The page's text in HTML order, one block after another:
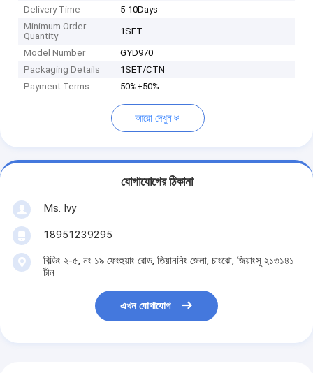
Delivery Time
5-10Days
Minimum Order
Quantity
1SET
Model Number
GYD970
Packaging Details
1SET/CTN
Payment Terms
50%+50%
আরো দেখুন
যোগাযোগের ঠিকানা
Ms. Ivy
18951239295
বিল্ডিং ২-৫, নং ১৯ ফেংহুয়াং রোড, তিয়াননিং জেলা, চাংঝো, জিয়াংসু ২১৩১৪১
চীন
এখন যোগাযোগ